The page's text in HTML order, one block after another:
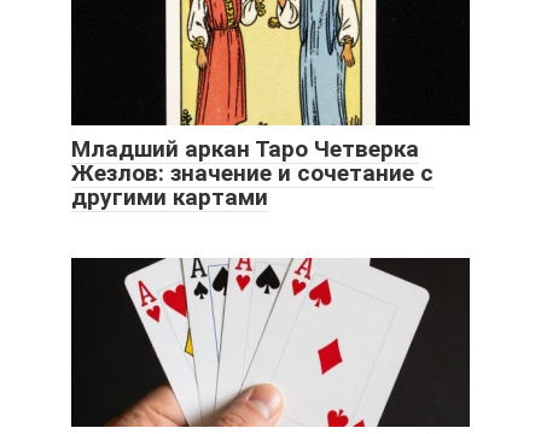
Младший аркан Таро Четверка
Жезлов: значение и сочетание с
другими картами